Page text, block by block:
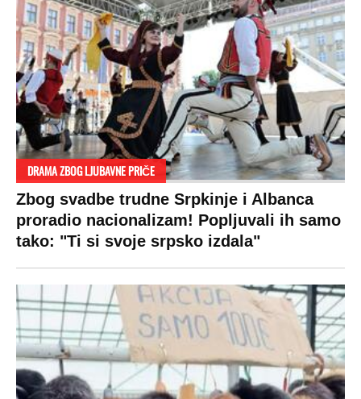
DRAMA ZBOG LJUBAVNE PRIČE
Zbog svadbe trudne Srpkinje i Albanca
proradio nacionalizam! Popljuvali ih samo
tako: "Ti si svoje srpsko izdala"